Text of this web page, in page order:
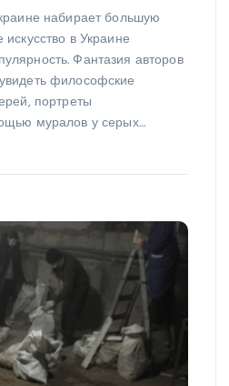
набирает большую
искусство в Украине
Фантазия авторов
философские
портреты
муралов у серых…